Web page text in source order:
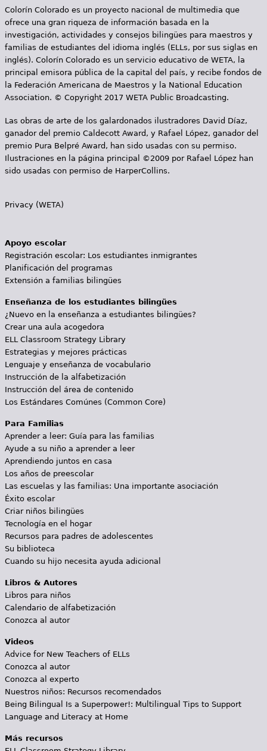
a
s
Colorín Colorado es un proyecto nacional de multimedia que
ofrece una gran riqueza de información basada en la
investigación, actividades y consejos bilingües para maestros y
familias de estudiantes del idioma inglés (ELLs, por sus siglas en
inglés). Colorín Colorado es un servicio educativo de WETA, la
principal emisora pública de la capital del país, y recibe fondos de
la Federación Americana de Maestros y la National Education
Association. © Copyright 2017 WETA Public Broadcasting.
Las obras de arte de los galardonados ilustradores David Díaz,
ganador del premio Caldecott Award, y Rafael López, ganador del
premio Pura Belpré Award, han sido usadas con su permiso.
Ilustraciones en la página principal ©2009 por Rafael López han
sido usadas con permiso de HarperCollins.
Privacy (WETA)
Apoyo escolar
Registración escolar: Los estudiantes inmigrantes
Planificación del programas
Extensión a familias bilingües
Enseñanza de los estudiantes bilingües
¿Nuevo en la enseñanza a estudiantes bilingües?
Crear una aula acogedora
ELL Classroom Strategy Library
Estrategias y mejores prácticas
Lenguaje y enseñanza de vocabulario
Instrucción de la alfabetización
Instrucción del área de contenido
Los Estándares Comúnes (Common Core)
Para Familias
Aprender a leer: Guía para las familias
Ayude a su niño a aprender a leer
Aprendiendo juntos en casa
Los años de preescolar
Las escuelas y las familias: Una importante asociación
Éxito escolar
Criar niños bilingües
Tecnología en el hogar
Recursos para padres de adolescentes
Su biblioteca
Cuando su hijo necesita ayuda adicional
Libros & Autores
Libros para niños
Calendario de alfabetización
Conozca al autor
Videos
Advice for New Teachers of ELLs
Conozca al autor
Conozca al experto
Nuestros niños: Recursos recomendados
Being Bilingual Is a Superpower!: Multilingual Tips to Support
Language and Literacy at Home
Más recursos